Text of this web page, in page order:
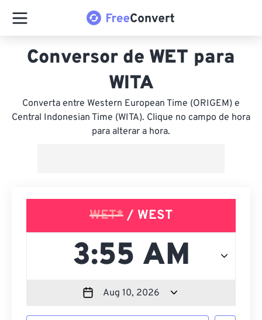
Conversor de WET para
WITA
Converta entre Western European Time (ORIGEM) e
Central Indonesian Time (WITA). Clique no campo de hora
para alterar a hora.
WET* / WEST